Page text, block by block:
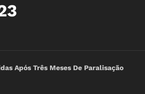
Após Três Meses De Paralisação